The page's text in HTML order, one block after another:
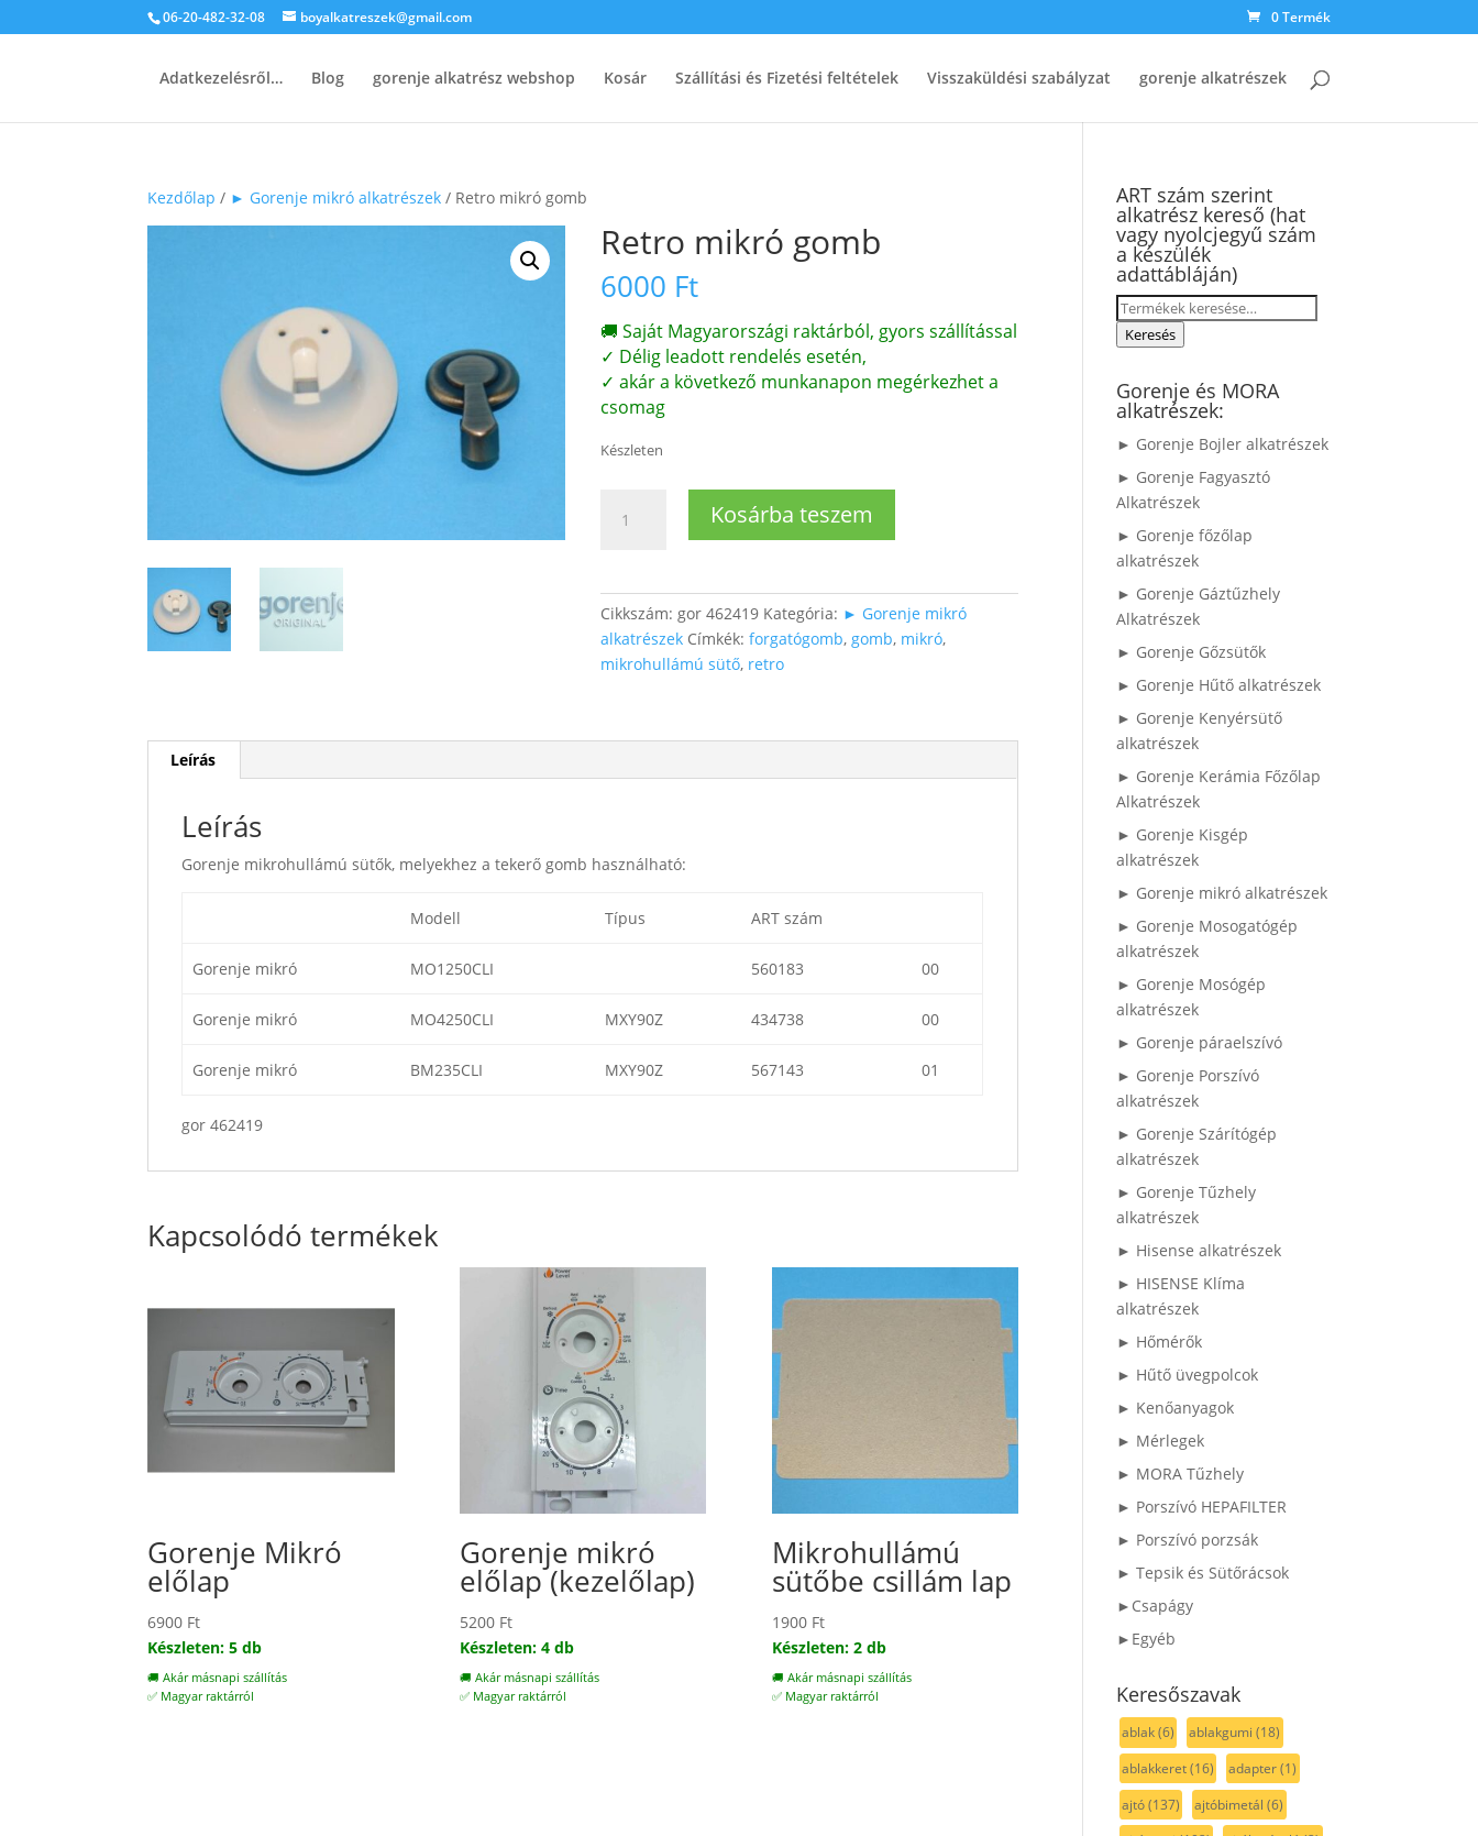
06-20-482-32-08 boyalkatreszek@gmail.com 0 Termék
Adatkezelésről… Blog gorenje alkatrész webshop Kosár Szállítási és Fizetési feltételek Visszaküldési szabályzat gorenje alkatrészek
Kezdőlap / ► Gorenje mikró alkatrészek / Retro mikró gomb
Retro mikró gomb
6000 Ft
🚚 Saját Magyarországi raktárból, gyors szállítással
✓ Délig leadott rendelés esetén,
✓ akár a következő munkanapon megérkezhet a
csomag
Készleten
mikró
Kosárba teszem
Cikkszám:gor 462419 Kategória: ► Gorenje mikró
alkatrészek Címkék:forgatógomb,gomb, mikró,
mikrohullámú sütő, retro
Leírás
Leírás
Gorenje mikrohullámú sütők, melyekhez a tekerő gomb használható:
Modell Típus ART szám
Gorenje mikró MO1250CLI 560183 00
Gorenje mikró MO4250CLI MXY90Z 434738 00
Gorenje mikró BM235CLI MXY90Z 567143 01
gor 462419
Kapcsolódó termékek
Gorenje Mikró
előlap
6900 Ft
Készleten: 5 db
🚚 Akár másnapi szállítás
✅ Magyar raktárról
Gorenje mikró
előlap (kezelőlap)
5200 Ft
Készleten: 4 db
🚚 Akár másnapi szállítás
✅ Magyar raktárról
Mikrohullámú
sütőbe csillám lap
1900 Ft
Készleten: 2 db
🚚 Akár másnapi szállítás
✅ Magyar raktárról
ART szám szerint
alkatrész kereső (hat
vagy nyolcjegyű szám
a készülék
adattábláján)
Keresés
a Keresés
Gorenje és MORA
alkatrészek:
► Gorenje Bojler alkatrészek
► Gorenje Fagyasztó
Alkatrészek
► Gorenje főzőlap
alkatrészek
► Gorenje Gáztűzhely
Alkatrészek
► Gorenje Gőzsütők
► Gorenje Hűtő alkatrészek
► Gorenje Kenyérsütő
alkatrészek
► Gorenje Kerámia Főzőlap
Alkatrészek
► Gorenje Kisgép
alkatrészek
► Gorenje mikró alkatrészek
► Gorenje Mosogatógép
alkatrészek
► Gorenje Mosógép
alkatrészek
► Gorenje páraelszívó
► Gorenje Porszívó
alkatrészek
► Gorenje Szárítógép
alkatrészek
► Gorenje Tűzhely
alkatrészek
► Hisense alkatrészek
► HISENSE Klíma
alkatrészek
► Hőmérők
► Hűtő üvegpolcok
► Kenőanyagok
► Mérlegek
► MORA Tűzhely
► Porszívó HEPAFILTER
► Porszívó porzsák
► Tepsik és Sütőrácsok
►Csapágy
►Egyéb
Keresőszavak
ablak(6) ablakgumi (18)
ablakkeret(16) adapter(1)
ajtó(137) ajtóbimetál (6)